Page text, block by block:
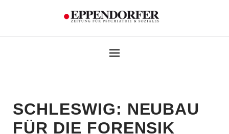
SCHLESWIG: NEUBAU
FÜR DIE FORENSIK